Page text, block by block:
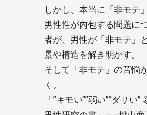
しかし、本当に「非モテ
男性性が内包する問題に
者が、男性が「非モテ」
景や構造を解き明かす。
そして「非モテ」の苦悩
く。
「“キモい”“弱い”“ダサ